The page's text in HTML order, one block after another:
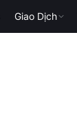
Giao Dịch